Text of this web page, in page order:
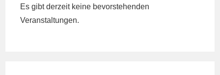
Es gibt derzeit keine bevorstehenden
Veranstaltungen.